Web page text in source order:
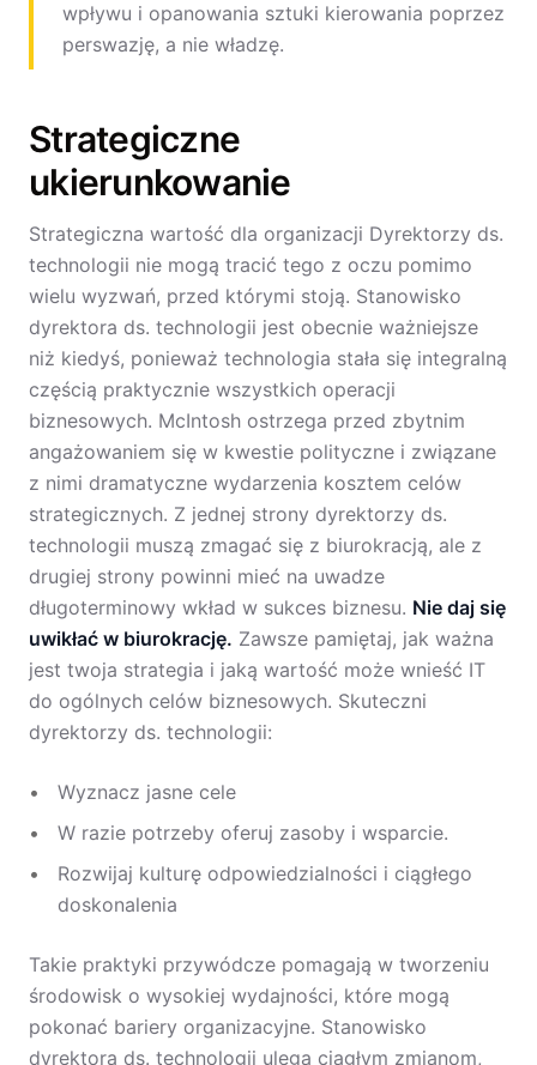
wpływu i opanowania sztuki kierowania poprzez
perswazję, a nie władzę.
Strategiczne
ukierunkowanie
Strategiczna wartość dla organizacji Dyrektorzy ds.
technologii nie mogą tracić tego z oczu pomimo
wielu wyzwań, przed którymi stoją. Stanowisko
dyrektora ds. technologii jest obecnie ważniejsze
niż kiedyś, ponieważ technologia stała się integralną
częścią praktycznie wszystkich operacji
biznesowych. McIntosh ostrzega przed zbytnim
angażowaniem się w kwestie polityczne i związane
z nimi dramatyczne wydarzenia kosztem celów
strategicznych. Z jednej strony dyrektorzy ds.
technologii muszą zmagać się z biurokracją, ale z
drugiej strony powinni mieć na uwadze
długoterminowy wkład w sukces biznesu. Nie daj się
uwikłać w biurokrację. Zawsze pamiętaj, jak ważna
jest twoja strategia i jaką wartość może wnieść IT
do ogólnych celów biznesowych. Skuteczni
dyrektorzy ds. technologii:
Wyznacz jasne cele
W razie potrzeby oferuj zasoby i wsparcie.
Rozwijaj kulturę odpowiedzialności i ciągłego
doskonalenia
Takie praktyki przywódcze pomagają w tworzeniu
środowisk o wysokiej wydajności, które mogą
pokonać bariery organizacyjne. Stanowisko
dyrektora ds. technologii ulega ciągłym zmianom,